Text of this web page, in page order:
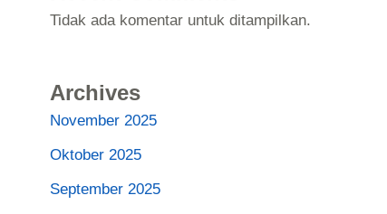
Tidak ada komentar untuk ditampilkan.
Archives
November 2025
Oktober 2025
September 2025